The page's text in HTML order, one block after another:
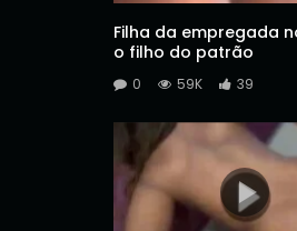
Filha da empregada
o filho do patrão
0 59K 39